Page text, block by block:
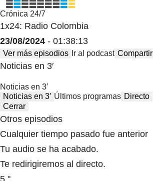
Crónica 24/7
1x24: Radio Colombia
23/08/2024 - 01:38:13
Ver más episodios Ir al podcast Compartir
Noticias en 3′
Noticias en 3′
Noticias en 3′ Últimos programas Directo
Cerrar
Otros episodios
Cualquier tiempo pasado fue anterior
Tu audio se ha acabado.
Te redirigiremos al directo.